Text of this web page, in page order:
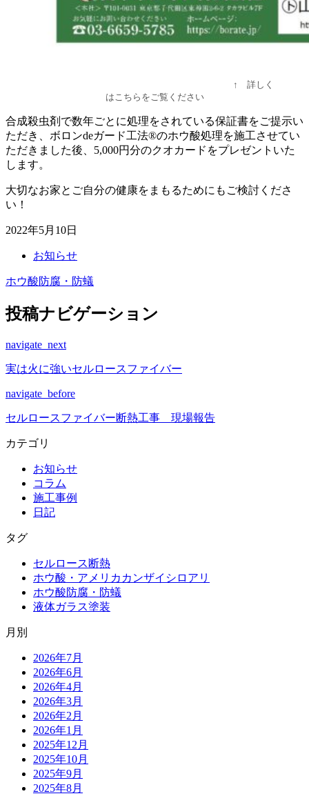
↑ 詳しく
はこちらをご覧ください
合成殺虫剤で数年ごとに処理をされている保証書をご提示い
ただき、ボロンdeガード工法®のホウ酸処理を施工させてい
ただきました後、5,000円分のクオカードをプレゼントいた
します。
大切なお家とご自分の健康をまもるためにもご検討くださ
い！
2022年5月10日
お知らせ
ホウ酸防腐・防蟻
投稿ナビゲーション
navigate_next
実は火に強いセルロースファイバー
navigate_before
セルロースファイバー断熱工事 現場報告
カテゴリ
お知らせ
コラム
施工事例
日記
タグ
セルロース断熱
ホウ酸・アメリカカンザイシロアリ
ホウ酸防腐・防蟻
液体ガラス塗装
月別
2026年7月
2026年6月
2026年4月
2026年3月
2026年2月
2026年1月
2025年12月
2025年10月
2025年9月
2025年8月